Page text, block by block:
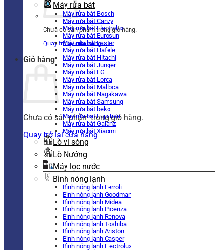
Chưa có sản phẩm trong giỏ hàng.
Quay trở lại cửa hàng
Giỏ hàng
Chưa có sản phẩm trong giỏ hàng.
Quay trở lại cửa hàng
Máy rửa bát
Máy rửa bát Bosch
Máy rửa bát Canzy
Máy rửa bát Electrolux
Máy rửa bát Eurosun
Máy rửa bát Faster
Máy rửa bát Hafele
Máy rửa bát Hitachi
Máy rửa bát Junger
Máy rửa bát LG
Máy rửa bát Lorca
Máy rửa bát Malloca
Máy rửa bát Nagakawa
Máy rửa bát Samsung
Máy rửa bát beko
Máy rửa bát Fujishan
Máy rửa bát Galanz
Máy rửa bát Xiaomi
Lò vi sóng
Lò Nướng
Máy lọc nước
Bình nóng lạnh
Bình nóng lạnh Ferroli
Bình nóng lạnh Goodman
Bình nóng lạnh Midea
Bình nóng lạnh Picenza
Bình nóng lạnh Renova
Bình nóng lạnh Toshiba
Bình nóng lạnh Ariston
Bình nóng lạnh Casper
Bình nóng lạnh Electrolux